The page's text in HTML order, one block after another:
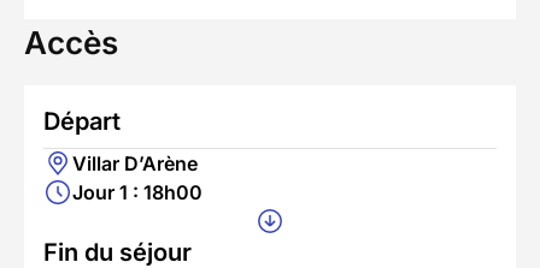
Accès
Départ
Villar D’Arène
Jour 1 : 18h00
Fin du séjour